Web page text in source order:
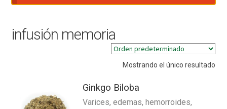
infusión memoria
Mostrando el único resultado
Ginkgo Biloba
Varices, edemas, hemorroides,